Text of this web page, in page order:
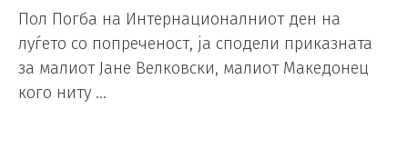
Пол Погба на Интернационалниот ден на
луѓето со попреченост, ја сподели приказната
за малиот Јане Велковски, малиот Македонец
кого ниту …